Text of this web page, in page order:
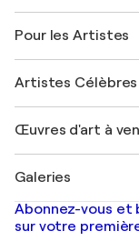
Offrir une carte
Rejoignez notre
Mon compte
+33 1 76 44 06 42
FAQ
Magazine Singulart
Emplois
Découvrez une
Pour les Artistes
Se connecter en
Artistes Célèbres
Marc Chagall
Banksy
Mr. Brainwash
Shepard Fairey
Œuvres d'art à
Tableaux abstraits
Peintures de
Estampes
Galeries
Galeries d'art en
Galeries d'art en
Abonnez-vous et
sur votre